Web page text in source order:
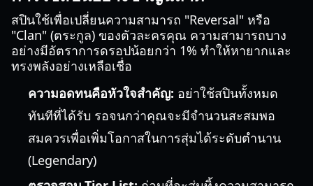
สปินใช้เพื่อเปลี่ยนความสามารถ "Reversal" หรือ
"Clan" (ตระกูล) ของตัวละครคุณ ความสามารถบาง
อย่างมีอัตราการดรอปน้อยกว่า 1% ทำให้หายากและ
ทรงพลังอย่างเหลือเชื่อ
ความอดทนคือหัวใจสำคัญ: อย่าใช้สปินทั้งหมด
ทันทีที่ได้รับ รอจนกว่าคุณจะมีจำนวนสะสมพอ
สมควรเพื่อเพิ่มโอกาสในการสุ่มได้ระดับตำนาน
(Legendary)